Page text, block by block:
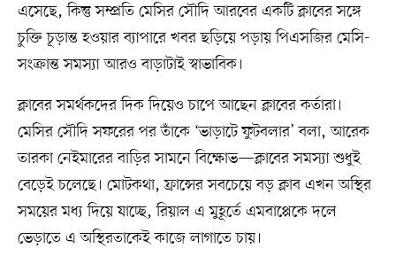
এসেছে, কিন্তু সম্প্রতি মেসির সৌদি আরবের একটি ক্লাবের সঙ্গে
চুক্তি চূড়ান্ত হওয়ার ব্যাপারে খবর ছড়িয়ে পড়ায় পিএসজির মেসি-
সংক্রান্ত সমস্যা আরও বাড়াটাই স্বাভাবিক।
ক্লাবের সমর্থকদের দিক দিয়েও চাপে আছেন ক্লাবের কর্তারা।
মেসির সৌদি সফরের পর তাঁকে ‘ভাড়াটে ফুটবলার’ বলা, আরেক
তারকা নেইমারের বাড়ির সামনে বিক্ষোভ—ক্লাবের সমস্যা শুধুই
বেড়েই চলেছে। মোটকথা, ফ্রান্সের সবচেয়ে বড় ক্লাব এখন অস্থির
সময়ের মধ্য দিয়ে যাচ্ছে, রিয়াল এ মুহূর্তে এমবাপ্পেকে দলে
ভেড়াতে এ অস্থিরতাকেই কাজে লাগাতে চায়।